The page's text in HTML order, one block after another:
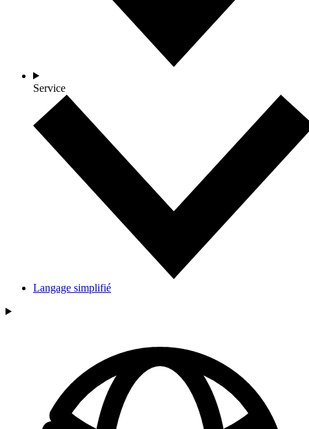
Service
Langage simplifié